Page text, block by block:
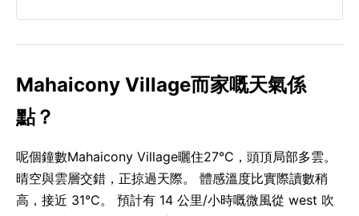
Mahaicony Village而家嘅天氣係
點？
呢個鐘數Mahaicony Village曬住27°C，頭頂局部多雲。
晴空與雲層交錯，正掠過天際。 體感溫度比實際讀數稍
高，接近 31°C。 預計有 14 公里/小時嘅微風從 west 吹